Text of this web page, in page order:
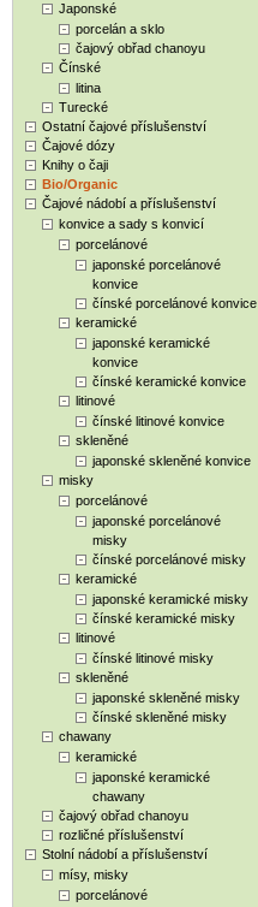
Japonské
porcelán a sklo
čajový obřad chanoyu
Čínské
litina
Turecké
Ostatní čajové příslušenství
Čajové dózy
Knihy o čaji
Bio/Organic
Čajové nádobí a příslušenství
konvice a sady s konvicí
porcelánové
japonské porcelánové
konvice
čínské porcelánové konvice
keramické
japonské keramické
konvice
čínské keramické konvice
litinové
čínské litinové konvice
skleněné
japonské skleněné konvice
misky
porcelánové
japonské porcelánové
misky
čínské porcelánové misky
keramické
japonské keramické misky
čínské keramické misky
litinové
čínské litinové misky
skleněné
japonské skleněné misky
čínské skleněné misky
chawany
keramické
japonské keramické
chawany
čajový obřad chanoyu
rozličné příslušenství
Stolní nádobí a příslušenství
mísy, misky
porcelánové